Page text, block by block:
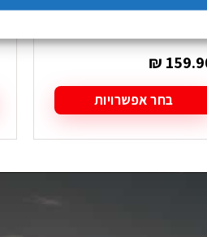
Outdoor Panther אפור
₪
בחר אפשרויות
למוצר